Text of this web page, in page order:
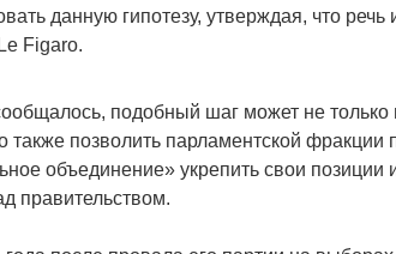
данную гипотезу, утверждая, что речь
Figaro.
подобный шаг может не только
также позволить парламентской фракции
объединение» укрепить свои позиции
правительством.